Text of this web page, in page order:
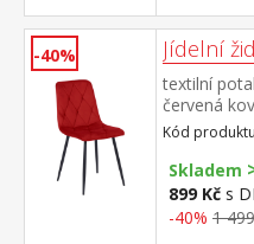
-40% Jídelní
textilní
červená
provedení
cm
Kód
Skladem
899 Kč s
-40% 1